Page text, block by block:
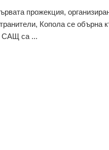
прожекция,
Копола се обърна
САЩ са ...